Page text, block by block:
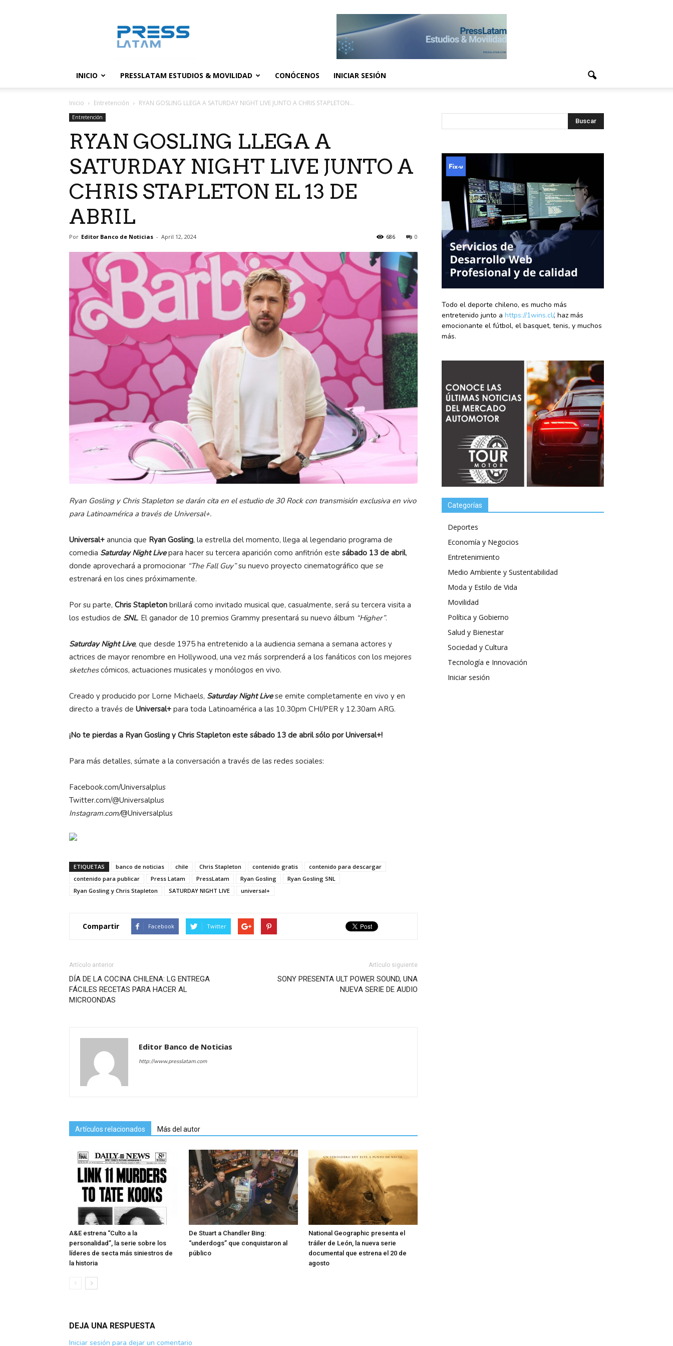
noticias
INICIO PRESSLATAM ESTUDIOS & MOVILIDAD CONÓCENOS INICIAR SESIÓN
Inicio Entretención RYAN GOSLING LLEGA A SATURDAY NIGHT LIVE JUNTO A CHRIS STAPLETON...
Entretención
RYAN GOSLING LLEGA A
SATURDAY NIGHT LIVE JUNTO A
CHRIS STAPLETON EL 13 DE
ABRIL
Por Editor Banco de Noticias - April 12, 2024 0
686
Ryan Gosling y Chris Stapleton se darán cita en el estudio de 30 Rock con transmisión exclusiva en vivo
para Latinoamérica a través de Universal+.
Universal+ anuncia que Ryan Gosling, la estrella del momento, llega al legendario programa de
comedia Saturday Night Livepara hacer su tercera aparición como anfitrión este sábado 13 de abril,
donde aprovechará a promocionar “The Fall Guy”su nuevo proyecto cinematográfico que se
estrenará en los cines próximamente.
Por su parte, Chris Stapleton brillará como invitado musical que, casualmente, será su tercera visita a
los estudios de SNL. El ganador de 10 premios Grammy presentará su nuevo álbum “Higher”.
Saturday Night Live, que desde 1975 ha entretenido a la audiencia semana a semana actores y
actrices de mayor renombre en Hollywood, una vez más sorprenderá a los fanáticos con los mejores
sketchescómicos, actuaciones musicales y monólogos en vivo.
Creado y producido por Lorne Michaels, Saturday Night Live se emite completamente en vivo y en
directo a través de Universal+ para toda Latinoamérica a las 10.30pm CHI/PER y 12.30am ARG.
¡No te pierdas a Ryan Gosling y Chris Stapleton este sábado 13 de abril sólo por Universal+!
Para más detalles, súmate a la conversación a través de las redes sociales:
Facebook.com/Universalplus
Twitter.com/@Universalplus
Instagram.com/@Universalplus
ETIQUETAS banco de noticias chile Chris Stapleton contenido gratis
contenido para descargar
contenido para publicar
Press Latam PressLatam Ryan Gosling
Ryan Gosling SNL
Ryan Gosling y Chris Stapleton
SATURDAY NIGHT LIVE universal+
Compartir Facebook Twitter
Artículo anterior
DÍA DE LA COCINA CHILENA: LG ENTREGA
FÁCILES RECETAS PARA HACER AL
MICROONDAS
Artículo siguiente
SONY PRESENTA ULT POWER SOUND, UNA
NUEVA SERIE DE AUDIO
Editor Banco de Noticias
http://www.presslatam.com
Artículos relacionados Más del autor
A&E estrena “Culto a la
personalidad”, la serie sobre los
líderes de secta más siniestros de
la historia
De Stuart a Chandler Bing:
“underdogs” que conquistaron al
público
National Geographic presenta el
tráiler de León, la nueva serie
documental que estrena el 20 de
agosto
DEJA UNA RESPUESTA
Iniciar sesión para dejar un comentario
Todo el deporte chileno, es mucho más
entretenido junto a https://1wins.cl/, haz más
emocionante el fútbol, el basquet, tenis, y muchos
más.
Categorías
Deportes
Economía y Negocios
Entretenimiento
Medio Ambiente y Sustentabilidad
Moda y Estilo de Vida
Movilidad
Política y Gobierno
Salud y Bienestar
Sociedad y Cultura
Tecnología e Innovación
Iniciar sesión